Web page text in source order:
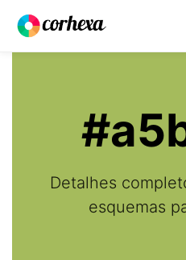
Detalhes
esquemas